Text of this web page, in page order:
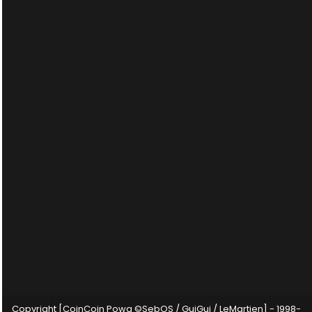
Copyright [CoinCoin Powa ©SebOS / GuiGui / LeMartien] - 1998-